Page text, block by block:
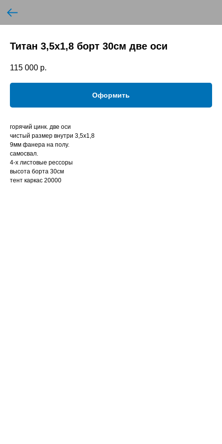
Титан 3,5х1,8 борт 30см две оси
115 000 р.
Оформить
горячий цинк. две оси
чистый размер внутри 3,5х1,8
9мм фанера на полу.
самосвал.
4-х листовые рессоры
высота борта 30см
тент каркас 20000